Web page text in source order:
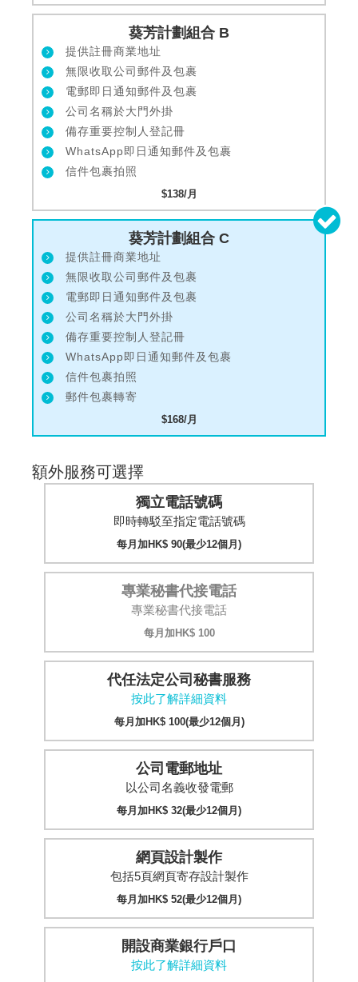
葵芳計劃組合 B
提供註冊商業地址
無限收取公司郵件及包裹
電郵即日通知郵件及包裹
公司名稱於大門外掛
備存重要控制人登記冊
WhatsApp即日通知郵件及包裹
信件包裹拍照
$138/月
葵芳計劃組合 C
提供註冊商業地址
無限收取公司郵件及包裹
電郵即日通知郵件及包裹
公司名稱於大門外掛
備存重要控制人登記冊
WhatsApp即日通知郵件及包裹
信件包裹拍照
郵件包裹轉寄
$168/月
額外服務可選擇
獨立電話號碼
即時轉駁至指定電話號碼
每月加HK$ 90(最少12個月)
專業秘書代接電話
專業秘書代接電話
每月加HK$ 100
代任法定公司秘書服務
按此了解詳細資料
每月加HK$ 100(最少12個月)
公司電郵地址
以公司名義收發電郵
每月加HK$ 32(最少12個月)
網頁設計製作
包括5頁網頁寄存設計製作
每月加HK$ 52(最少12個月)
開設商業銀行戶口
按此了解詳細資料